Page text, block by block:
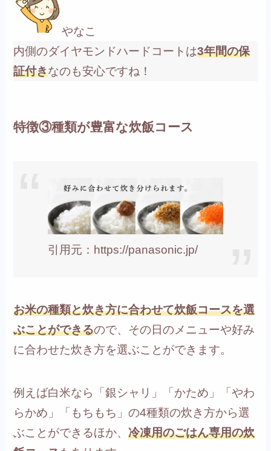
やなこ
内側のダイヤモンドハードコートは3年間の保
証付きなのも安心ですね！
特徴③種類が豊富な炊飯コース
引用元：https://panasonic.jp/
お米の種類と炊き方に合わせて炊飯コースを選
ぶことができるので、その日のメニューや好み
に合わせた炊き方を選ぶことができます。
例えば白米なら「銀シャリ」「かため」「やわ
らかめ」「もちもち」の4種類の炊き方から選
ぶことができるほか、冷凍用のごはん専用の炊